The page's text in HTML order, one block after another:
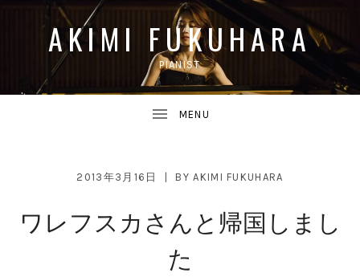
AKIMI FUKUHARA
PIANIST
ワレフスカさんと帰国しまし
た
2013年3月16日 BY AKIMI FUKUHARA